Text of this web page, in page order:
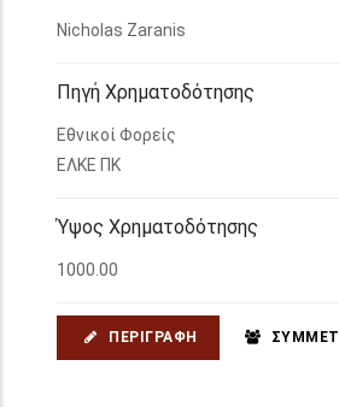
Nicholas Zaranis
Πηγή Χρηματοδότησης
Εθνικοί Φορείς
ΕΛΚΕ ΠΚ
Ύψος Χρηματοδότησης
1000.00
ΠΕΡΙΓΡΑΦΉ